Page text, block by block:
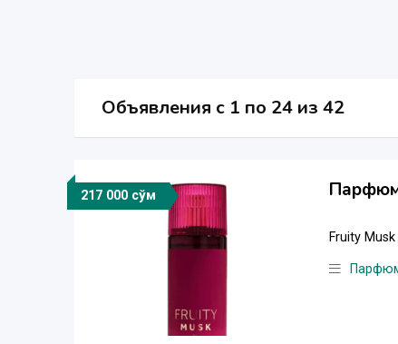
Объявления c 1 по 24 из 42
217 000 сўм
Fruity